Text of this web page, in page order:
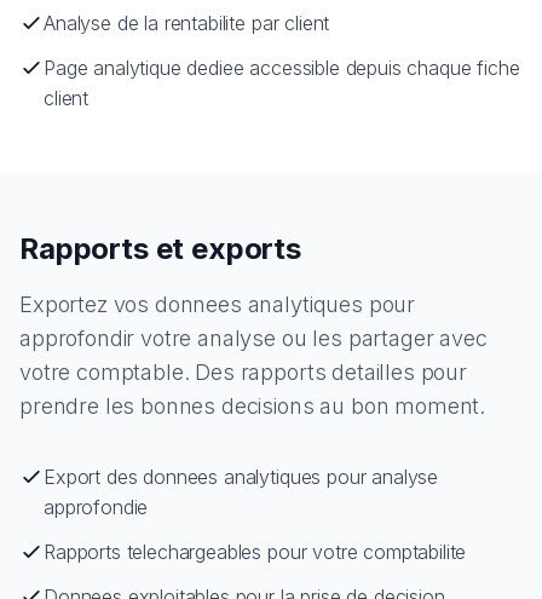
Analyse de la rentabilite par client
Page analytique dediee accessible depuis chaque fiche
client
Rapports et exports
Exportez vos donnees analytiques pour
approfondir votre analyse ou les partager avec
votre comptable. Des rapports detailles pour
prendre les bonnes decisions au bon moment.
Export des donnees analytiques pour analyse
approfondie
Rapports telechargeables pour votre comptabilite